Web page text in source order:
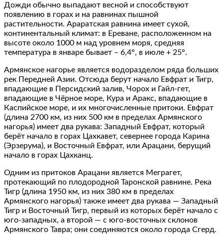
Дожди обычно выпадают весной и способствуют
появлению в горах и на равнинах пышной
растительности. Араратская равнина имеет сухой,
континентальный климат: в Ереване, расположенном на
высоте около 1000 м над уровнем моря, средняя
температура в январе бывает – 6,4°, в июле + 25°.
Армянское нагорье является водоразделом ряда больших
рек Передней Азии. Отсюда берут начало Евфрат и Тигр,
впадающие в Персидский залив, Чорох и Гайл‐гет,
впадающие в Чёрное море, Кура и Аракс, впадающие в
Каспийское море, и их многочисленные притоки. Евфрат
(длина 2700 км, из них 500 км в пределах Армянского
нагорья) имеет два рукава: Западный Евфрат, который
берёт начало в горах Цахкавет, севернее города Карина
(Эрзерума), и Восточный Евфрат, или Арацани, берущий
начало в горах Цахканц.
Одним из притоков Арацани является Меграгет,
протекающий по плодородной Таронской равнине. Река
Тигр (длина 1950 км, из них 380 км в пределах
Армянского нагорья) также имеет два рукава — Западный
Тигр и Восточный Тигр, первый из которых берёт начало с
юго‐западных, а второй — с юго‐восточных склонов
Армянского Тавра; они соединяются около города Сгерд.